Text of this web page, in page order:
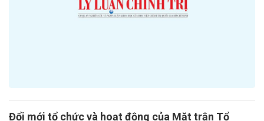
Đổi mới tổ chức và hoạt động của Mặt trận Tổ